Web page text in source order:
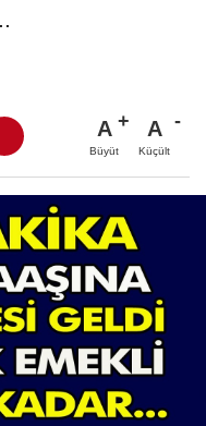
A
Büyüt
A
Küçült